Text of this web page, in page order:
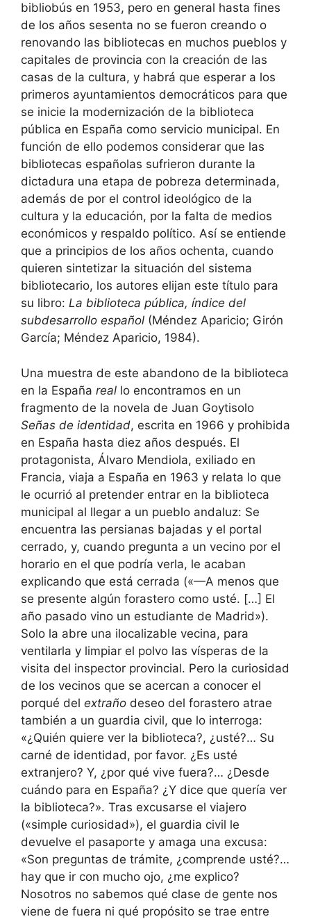
bibliobús en 1953, pero en general hasta fines
de los años sesenta no se fueron creando o
renovando las bibliotecas en muchos pueblos y
capitales de provincia con la creación de las
casas de la cultura, y habrá que esperar a los
primeros ayuntamientos democráticos para que
se inicie la modernización de la biblioteca
pública en España como servicio municipal. En
función de ello podemos considerar que las
bibliotecas españolas sufrieron durante la
dictadura una etapa de pobreza determinada,
además de por el control ideológico de la
cultura y la educación, por la falta de medios
económicos y respaldo político. Así se entiende
que a principios de los años ochenta, cuando
quieren sintetizar la situación del sistema
bibliotecario, los autores elijan este título para
su libro: La biblioteca pública, índice del
subdesarrollo español (Méndez Aparicio; Girón
García; Méndez Aparicio, 1984).
Una muestra de este abandono de la biblioteca
en la España real lo encontramos en un
fragmento de la novela de Juan Goytisolo
Señas de identidad, escrita en 1966 y prohibida
en España hasta diez años después. El
protagonista, Álvaro Mendiola, exiliado en
Francia, viaja a España en 1963 y relata lo que
le ocurrió al pretender entrar en la biblioteca
municipal al llegar a un pueblo andaluz: Se
encuentra las persianas bajadas y el portal
cerrado, y, cuando pregunta a un vecino por el
horario en el que podría verla, le acaban
explicando que está cerrada («—A menos que
se presente algún forastero como usté. […] El
año pasado vino un estudiante de Madrid»).
Solo la abre una ilocalizable vecina, para
ventilarla y limpiar el polvo las vísperas de la
visita del inspector provincial. Pero la curiosidad
de los vecinos que se acercan a conocer el
porqué del extraño deseo del forastero atrae
también a un guardia civil, que lo interroga:
«¿Quién quiere ver la biblioteca?, ¿usté?… Su
carné de identidad, por favor. ¿Es usté
extranjero? Y, ¿por qué vive fuera?… ¿Desde
cuándo para en España? ¿Y dice que quería ver
la biblioteca?». Tras excusarse el viajero
(«simple curiosidad»), el guardia civil le
devuelve el pasaporte y amaga una excusa:
«Son preguntas de trámite, ¿comprende usté?…
hay que ir con mucho ojo, ¿me explico?
Nosotros no sabemos qué clase de gente nos
viene de fuera ni qué propósito se trae entre